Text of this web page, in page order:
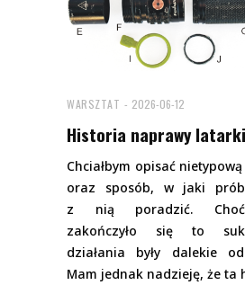
WARSZTAT 2026-06-12
Historia naprawy latarki
Chciałbym opisać
oraz sposób, w jaki
z nią poradzić. Choć
zakończyło się to
działania były dalekie
Mam jednak nadzieję, że ta